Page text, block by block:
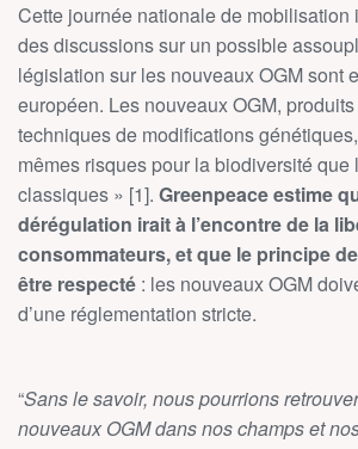
Cette journée nationale de mobilisation
des discussions sur un possible
législation sur les nouveaux OGM sont
européen. Les nouveaux OGM,
techniques de modifications
mêmes risques pour la biodiversité que
classiques » [1]. Greenpeace estime
dérégulation irait à l’encontre de la
consommateurs, et que le principe
être respecté : les nouveaux OGM
d’une réglementation stricte.
“Sans le savoir, nous pourrions
nouveaux OGM dans nos champs et